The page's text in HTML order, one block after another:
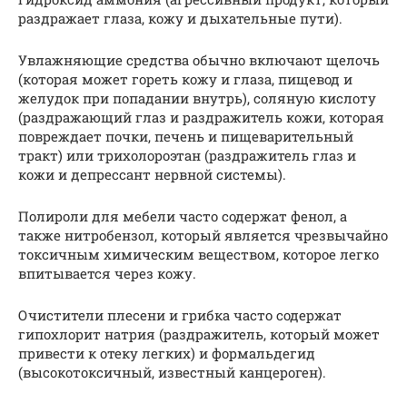
раздражает глаза, кожу и дыхательные пути).
Увлажняющие средства обычно включают щелочь
(которая может гореть кожу и глаза, пищевод и
желудок при попадании внутрь), соляную кислоту
(раздражающий глаз и раздражитель кожи, которая
повреждает почки, печень и пищеварительный
тракт) или трихолороэтан (раздражитель глаз и
кожи и депрессант нервной системы).
Полироли для мебели часто содержат фенол, а
также нитробензол, который является чрезвычайно
токсичным химическим веществом, которое легко
впитывается через кожу.
Очистители плесени и грибка часто содержат
гипохлорит натрия (раздражитель, который может
привести к отеку легких) и формальдегид
(высокотоксичный, известный канцероген).